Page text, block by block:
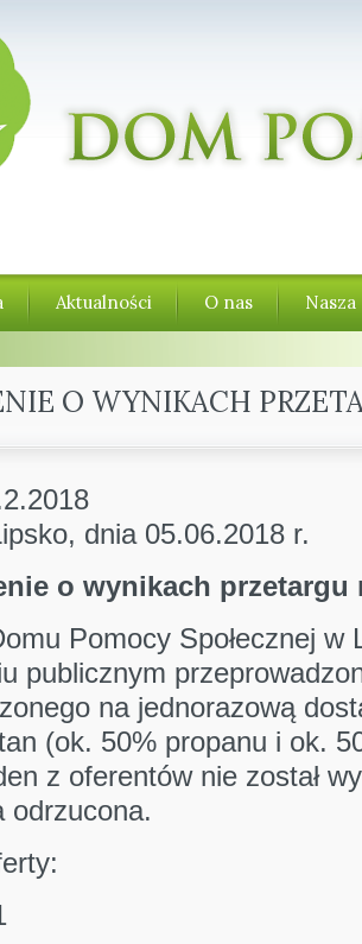
Aktualności O nas
O WYNIKACH
dnia 05.06.2018 r.
o wynikach
Pomocy Społecznej w
publicznym
na jednorazową
(ok. 50% propanu i ok.
z oferentów nie został
odrzucona.